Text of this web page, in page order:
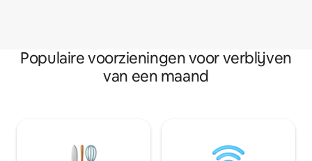
Populaire voorzieningen voor verblijven
van een maand